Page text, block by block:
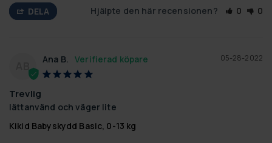
DELA Hjälpte den här recensionen? 0 0
AB
05-28-2022
Ana B.
Trevlig
lättanvänd och väger lite
Kikid Babyskydd Basic, 0-13 kg